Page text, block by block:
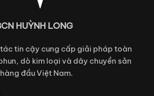
tin cậy cung cấp giải pháp toàn
dò kim loại và dây chuyền sản
đầu Việt Nam.